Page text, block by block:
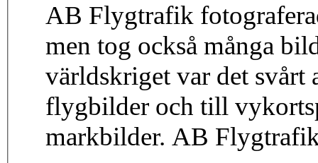
AB Flygtrafik
men tog också många
världskriget var det svårt
flygbilder och till
markbilder. AB